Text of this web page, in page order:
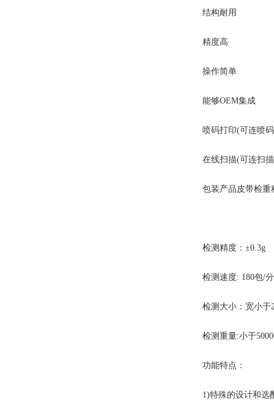
结构耐用
精度高
操作简单
能够OEM集成
喷码打印(可连喷码
在线扫描(可连扫描
包装产品皮带检重
检测精度：±0.3g
检测速度: 180包/
检测大小：宽小于
检测重量:小于
功能特点：
1)特殊的设计和选